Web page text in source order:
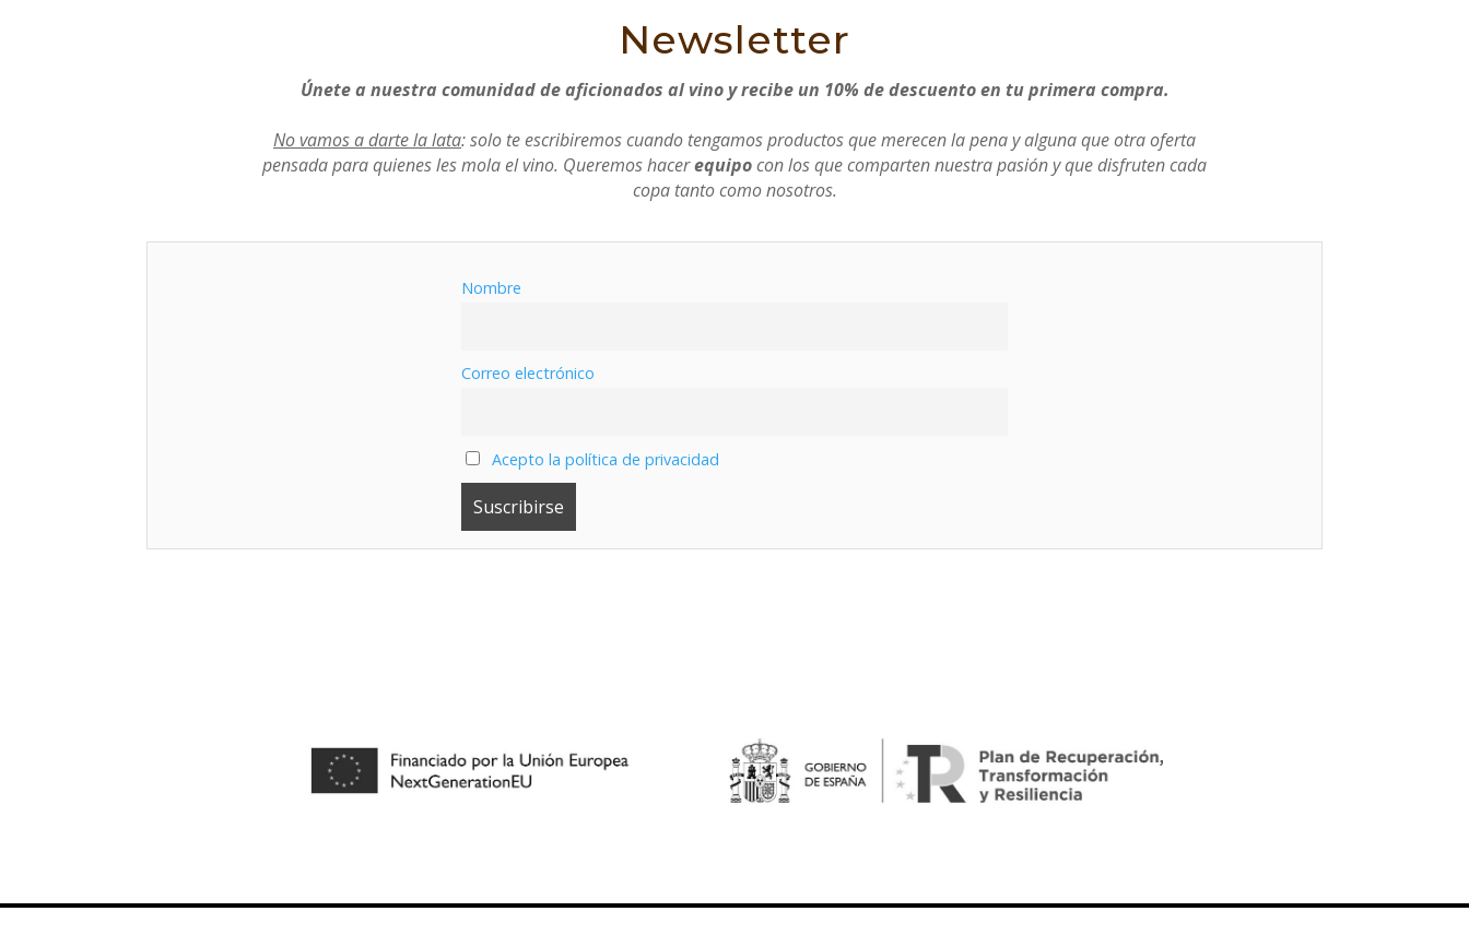
Newsletter
Únete a nuestra comunidad de aficionados al vino y recibe un 10% de descuento en tu primera compra.
No vamos a darte la lata: solo te escribiremos cuando tengamos productos que merecen la pena y alguna que otra oferta
pensada para quienes les mola el vino. Queremos hacerequipocon los que comparten nuestra pasión y que disfruten cada
copa tanto como nosotros.
Nombre
Correo electrónico
Acepto la política de privacidad